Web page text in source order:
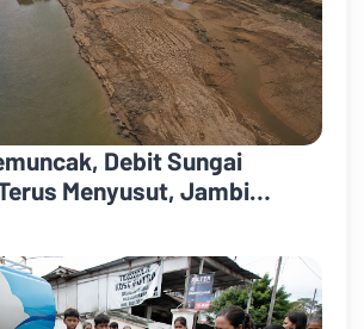
Debit Sungai
Menyusut, Jambi
Krisis Air Bersih dan